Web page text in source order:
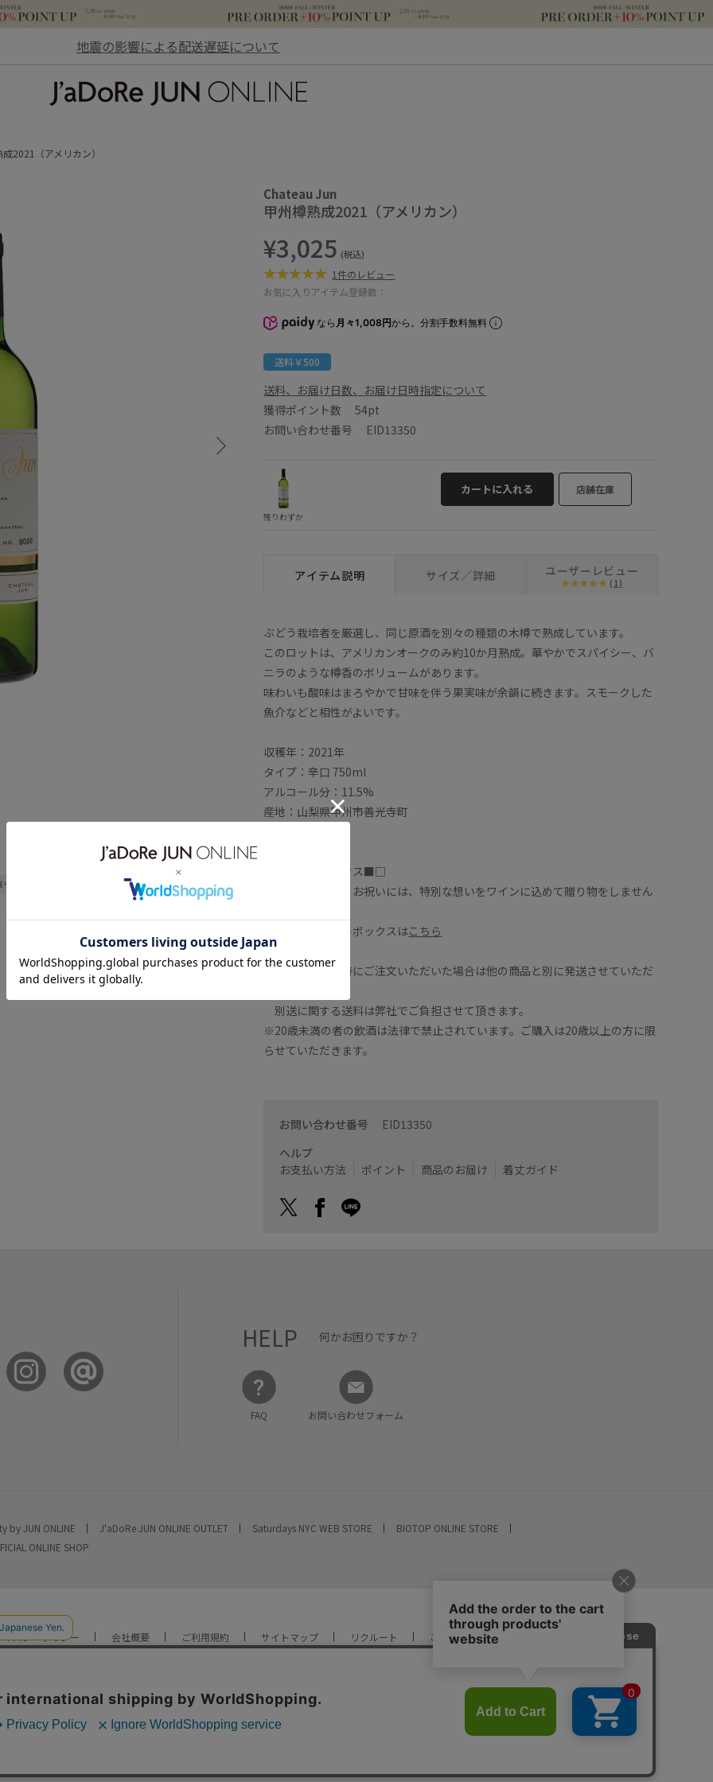
地震の影響による配送遅延について
2021（アメリカン）
か
Chateau Jun
甲州樽熟成2021（アメリカン）
¥3,025 (税込)
1件のレビュー
お気に入りアイテム登録数：
なら 月々1,008円から。分割手数料無料
送料￥500
送料、お届け日数、お届け日時指定について
獲得ポイント数54pt
お問い合わせ番号 EID13350
残りわずか
カートに入れる 店舗在庫
アイテム説明 サイズ／詳細 ユーザーレビュー
(1)
ぶどう栽培者を厳選し、同じ原酒を別々の種類の木樽で熟成しています。
このロットは、アメリカンオークのみ約10か月熟成。華やかでスパイシー、バ
ニラのような樽香のボリュームがあります。
味わいも酸味はまろやかで甘味を伴う果実味が余韻に続きます。スモークした
魚介などと相性がよいです。
収穫年：2021年
タイプ：辛口 750ml
アルコール分：11.5%
産地：山梨県甲州市善光寺町
□■ギフトボックス■□
記念日や誕生日、お祝いには、特別な想いをワインに込めて贈り物をしません
ワイン専用ギフトボックスはこちら
※他の商品と同時にご注文いただいた場合は他の商品と別に発送させていただ
別送に関する送料は弊社でご負担させて頂きます。
※20歳未満の者の飲酒は法律で禁止されています。ご購入は20歳以上の方に限
らせていただきます。
お問い合わせ番号 EID13350
ヘルプ
お支払い方法
ポイント 商品のお届け 着丈ガイド
HELP 何かお困りですか？
FAQ お問い合わせフォーム
by JUN ONLINE J'aDoRe JUN ONLINE OUTLET Saturdays NYC WEB STORE
BIOTOP ONLINE STORE
ONLINE SHOP
イバシーポリシー 会社概要 ご利用規約 サイトマップ リクルート ご利用ガイド
YOU ARE CULTURE.